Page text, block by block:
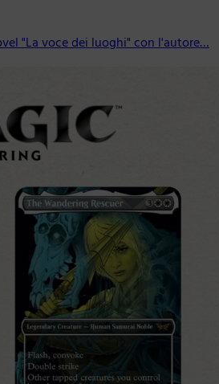
"La voce dei luoghi" con l'autore…